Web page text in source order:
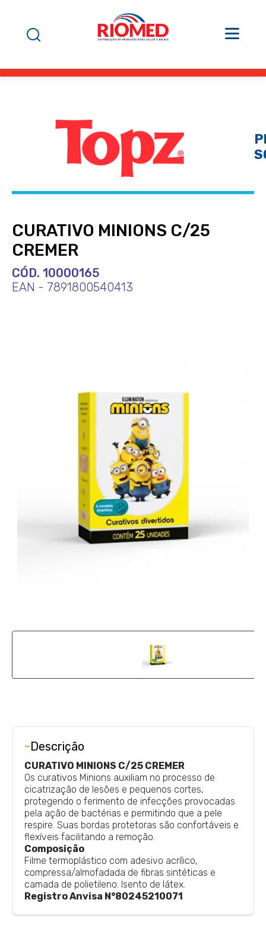
CURATIVO MINIONS C/25
CREMER
CÓD. 10000165
EAN - 7891800540413
-Descrição
CURATIVO MINIONS C/25 CREMER
Os curativos Minions auxiliam no processo de
cicatrização de lesões e pequenos cortes,
protegendo o ferimento de infecções provocadas
pela ação de bactérias e permitindo que a pele
respire. Suas bordas protetoras são confortáveis e
flexíveis facilitando a remoção.
Composição
Filme termoplástico com adesivo acrílico,
compressa/almofadada de fibras sintéticas e
camada de polietileno. Isento de látex.
Registro Anvisa N°80245210071